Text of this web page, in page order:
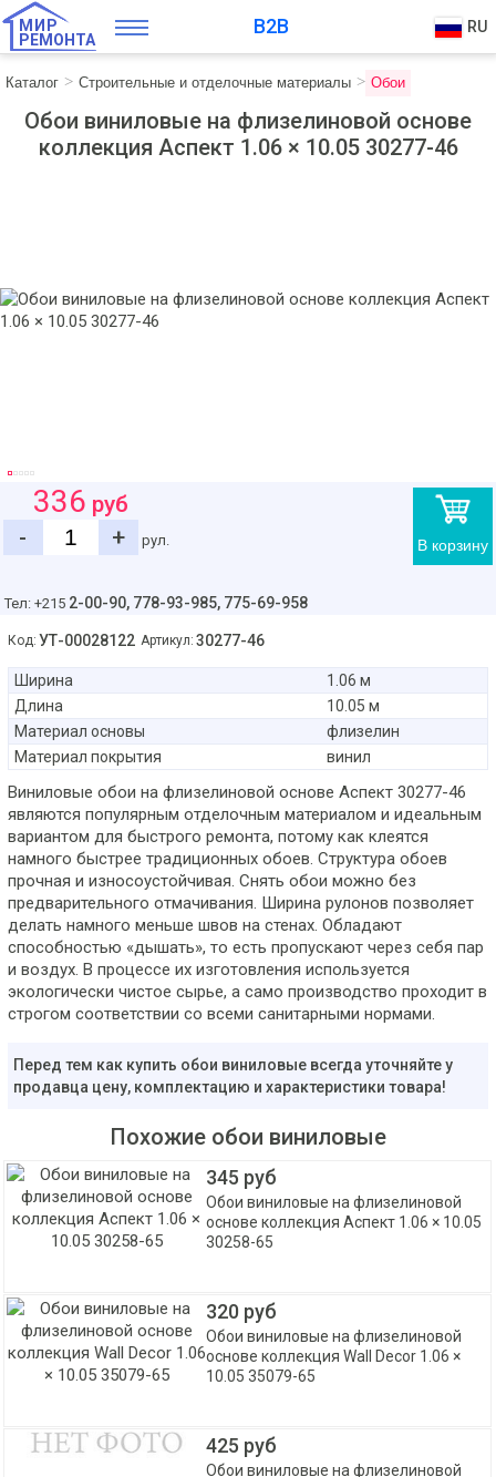
МИР
РЕМОНТА
B2B RU
Каталог Строительные и отделочные материалы Обои
Обои виниловые на флизелиновой основе
коллекция Аспект 1.06 × 10.05 30277-46
В корзину
336 руб
-
+ рул.
Тел: +215 2-00-90, 778-93-985, 775-69-958
Код: УТ-00028122 Артикул: 30277-46
Ширина
1.06 м
Длина
10.05 м
Материал основы
флизелин
Материал покрытия
винил
Виниловые обои на флизелиновой основе Аспект 30277-46
являются популярным отделочным материалом и идеальным
вариантом для быстрого ремонта, потому как клеятся
намного быстрее традиционных обоев. Структура обоев
прочная и износоустойчивая. Снять обои можно без
предварительного отмачивания. Ширина рулонов позволяет
делать намного меньше швов на стенах. Обладают
способностью «дышать», то есть пропускают через себя пар
и воздух. В процессе их изготовления используется
экологически чистое сырье, а само производство проходит в
строгом соответствии со всеми санитарными нормами.
Перед тем как купить обои виниловые всегда уточняйте у
продавца цену, комплектацию и характеристики товара!
Похожие обои виниловые
345 руб
Обои виниловые на флизелиновой
основе коллекция Аспект 1.06 × 10.05
30258-65
320 руб
Обои виниловые на флизелиновой
основе коллекция Wall Decor 1.06 ×
10.05 35079-65
425 руб
Обои виниловые на флизелиновой